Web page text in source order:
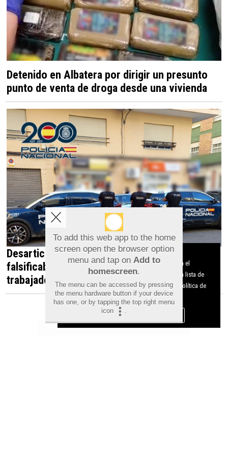
Detenido en Albatera por dirigir un presunto
punto de venta de droga desde una vivienda
Desarticulada en Orihuela una red que
falsificaba documentos para contratar
trabajadores irregulares
To add this web app to the home
screen open the browser option
menu and tap on Add to
homescreen.
The menu can be accessed by pressing
the menu hardware button if your device
has one, or by tapping the top right menu
icon
.
Aviso sobre el Uso de cookies:
Utilizamos cookies nuestras y de terceros para el
funcionamiento del digital. Puedes consultar la lista de
cookies y como desconectarlas. Ver nuestra Política de
Privacidad y Cookies
Aceptar Cookies